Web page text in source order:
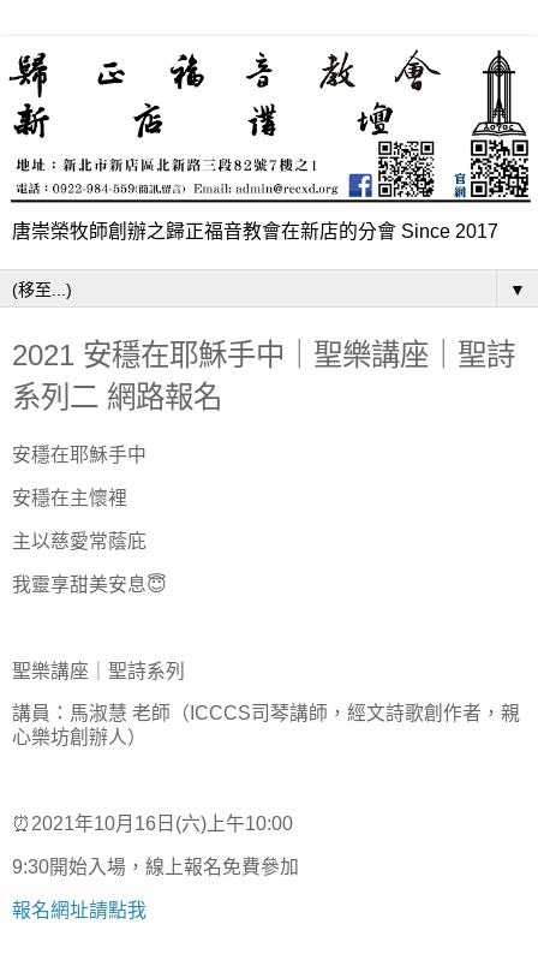
唐崇榮牧師創辦之歸正福音教會在新店的分會 Since 2017
▼
2021 安穩在耶穌手中｜聖樂講座｜聖詩
系列二 網路報名
安穩在耶穌手中
安穩在主懷裡
主以慈愛常蔭庇
我靈享甜美安息😇
聖樂講座｜聖詩系列
講員：馬淑慧 老師（ICCCS司琴講師，經文詩歌創作者，親
心樂坊創辦人）
⏰2021年10月16日(六)上午10:00
9:30開始入場，線上報名免費參加
報名網址請點我